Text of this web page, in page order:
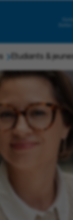
Etudiants &